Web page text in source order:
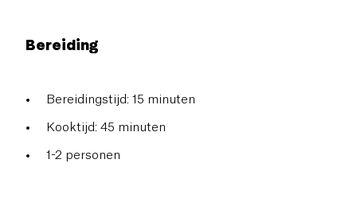
Bereiding
Bereidingstijd: 15 minuten
Kooktijd: 45 minuten
1-2 personen